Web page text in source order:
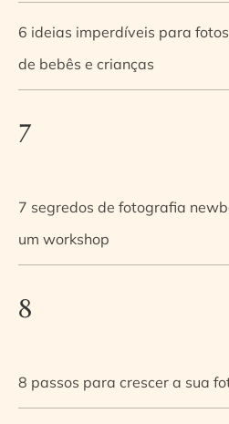
6 ideias imperdíveis para
de bebês e crianças
7
7 segredos de fotografia
um workshop
8
8 passos para crescer a sua